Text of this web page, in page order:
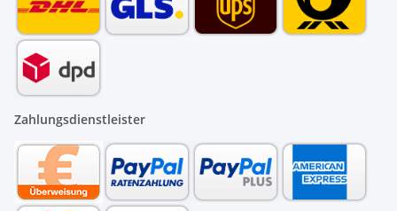
Zahlungsdienstleister